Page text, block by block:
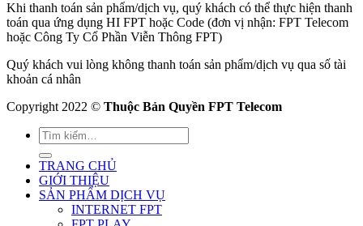
Khi thanh toán sản phẩm/dịch vụ, quý khách có thể thực hiện thanh
toán qua ứng dụng HI FPT hoặc Code (đơn vị nhận: FPT Telecom
hoặc Công Ty Cổ Phần Viễn Thông FPT)
Quý khách vui lòng không thanh toán sản phẩm/dịch vụ qua số tài
khoản cá nhân
Copyright 2022 © Thuộc Bản Quyền FPT Telecom
TRANG CHỦ
GIỚI THIỆU
SẢN PHẨM DỊCH VỤ
INTERNET FPT